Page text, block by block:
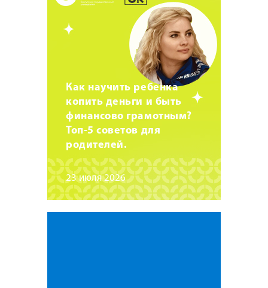
Как научить ребенка
копить деньги и быть
финансово грамотным?
Топ-5 советов для
родителей.
23 июля 2026